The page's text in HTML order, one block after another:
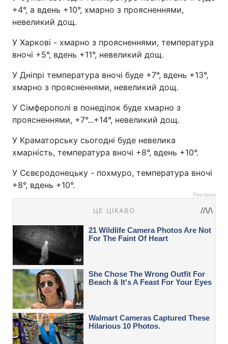
+4°, а вдень +10°, хмарно з проясненнями,
невеликий дощ.
У Харкові - хмарно з проясненнями, температура
вночі +5°, вдень +11°, невеликий дощ.
У Дніпрі температура вночі буде +7°, вдень +13°,
хмарно з проясненнями, невеликий дощ.
У Сімферополі в понеділок буде хмарно з
проясненнями, +7°...+14°, невеликий дощ.
У Краматорську сьогодні буде невелика
хмарність, температура вночі +8°, вдень +10°.
У Сєвєродонецьку - похмуро, температура вночі
+8°, вдень +10°.
Реклама